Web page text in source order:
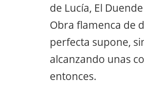
de Lucía, El
Obra flamenca de
perfecta supone,
alcanzando unas
entonces.